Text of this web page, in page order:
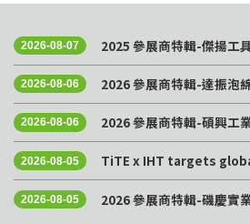
2026-08-07 2025 參展商特輯-傑揚工
2026-08-06 2026 參展商特輯-達振泡
2026-08-06 2026 參展商特輯-碩興工
2026-08-05
TiTE x IHT targets
Golden Sourcing Week
2026-08-05 2026 參展商特輯-磯慶實